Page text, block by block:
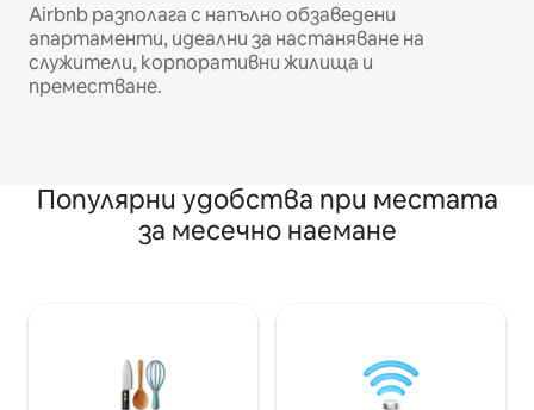
Airbnb разполага с напълно обзаведени
апартаменти, идеални за настаняване на
служители, корпоративни жилища и
преместване.
Популярни удобства при местата
за месечно наемане